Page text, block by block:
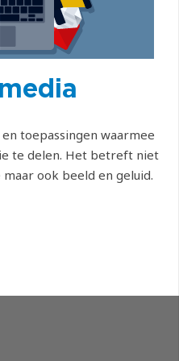
toepassingen waarmee
te delen. Het betreft niet
ook beeld en geluid.